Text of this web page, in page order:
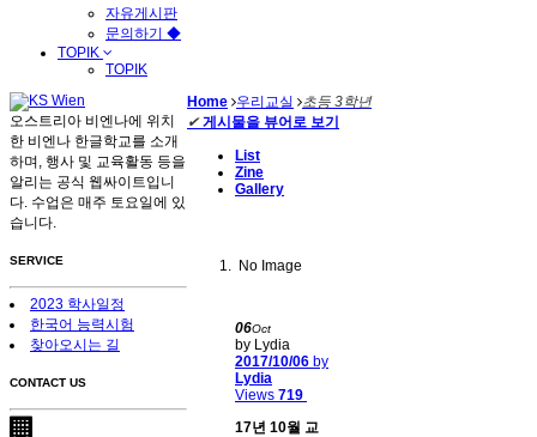
자유게시판
문의하기 ◆
TOPIK
TOPIK
Home 우리교실
초등 3학년
✔ 게시물을 뷰어로 보기
List
Zine
Gallery
No Image
06Oct
by Lydia
2017/10/06 by
Lydia
Views 719
17년 10월 교
오스트리아 비엔나에 위치
한 비엔나 한글학교를 소개
하며, 행사 및 교육활동 등을
알리는 공식 웹싸이트입니
다. 수업은 매주 토요일에 있
습니다.
SERVICE
2023 학사일정
한국어 능력시험
찾아오시는 길
CONTACT US